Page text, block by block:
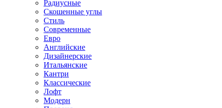
Радиусные
Скошенные углы
Стиль
Современные
Евро
Английские
Дизайнерские
Итальянские
Кантри
Классические
Лофт
Модерн